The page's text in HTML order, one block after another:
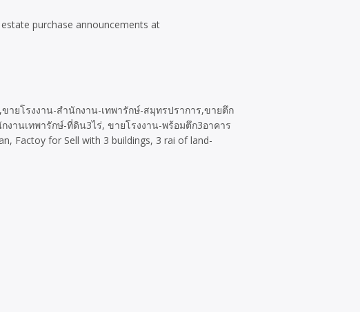
purchase announcements at
ายโรงงาน-สำนักงาน-เทพารักษ์-สมุทรปราการ,ขายตึก
านเทพารักษ์-ที่ดิน3ไร่, ขายโรงงาน-พร้อมตึก3อาคาร
Factoy for Sell with 3 buildings, 3 rai of land-